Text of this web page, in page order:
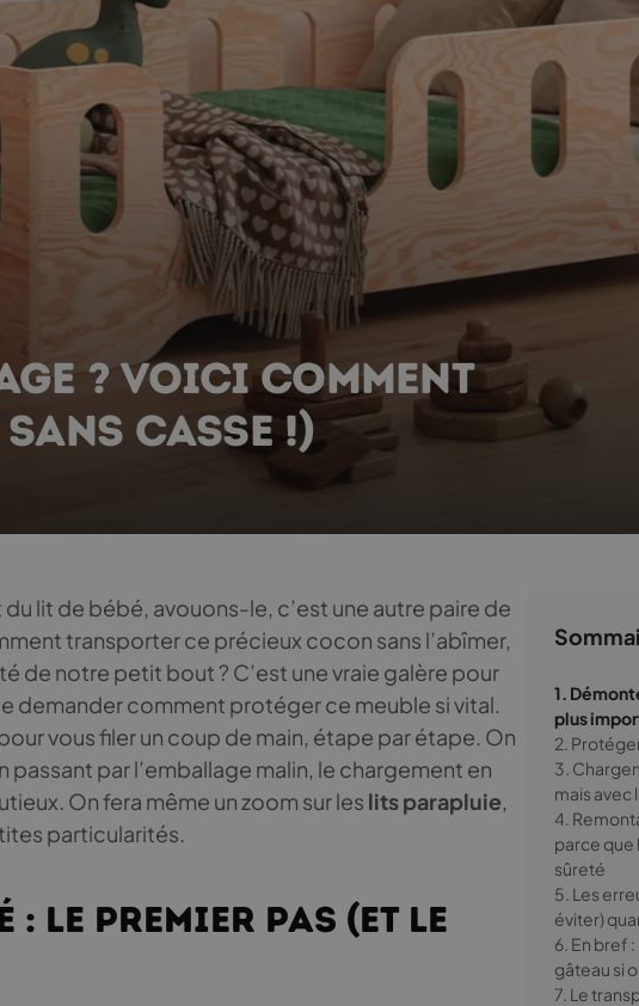
? VOICI COMMENT
SANS CASSE !)
lit de bébé, avouons-le, c’est une autre paire de
transporter ce précieux cocon sans l’abîmer,
de notre petit bout ? C’est une vraie galère pour
demander comment protéger ce meuble si vital.
vous filer un coup de main, étape par étape. On
par l’emballage malin, le chargement en
On fera même un zoom sur les lits parapluie,
particularités.
: le premier pas (et le
1.
plus
2.
3.
mais avec
4.
parce que
sûreté
5. Les
éviter)
6. En bref
gâteau si
7. Le